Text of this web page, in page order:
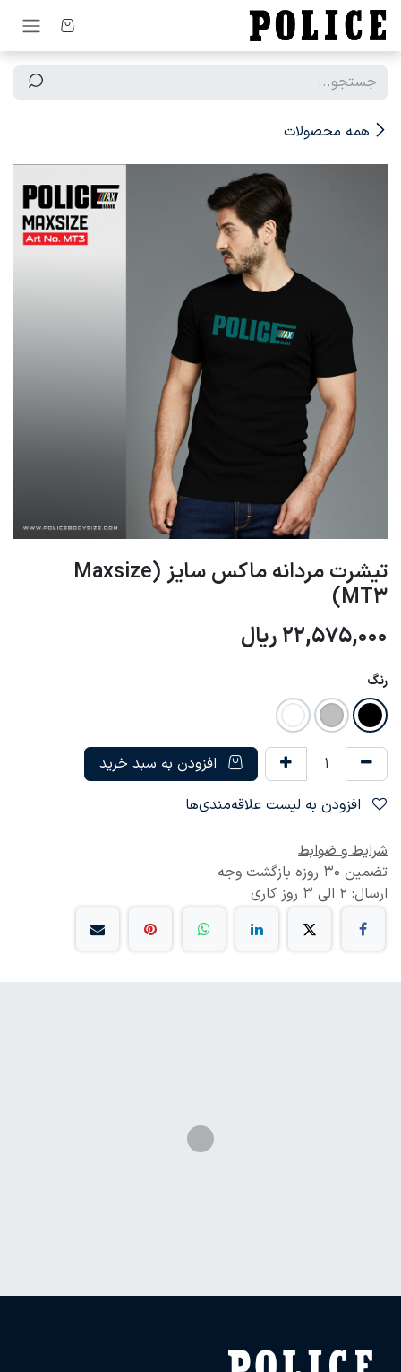
صرف نظر و مشاهده محتوا
همه محصولات
تیشرت مردانه ماکس سایز Maxsize)
MT3)
22,575,000 ریال
رنگ
افزودن به سبد خرید
شرایط و ضوابط
تضمین 30 روزه بازگشت وجه
ارسال: 2 الی 3 روز کاری